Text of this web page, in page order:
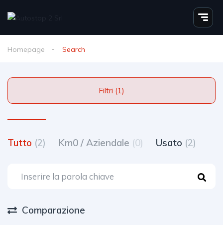
Homepage Search
Filtri (1)
Tutto (2) Km0 / Aziendale (0) Usato (2)
Comparazione